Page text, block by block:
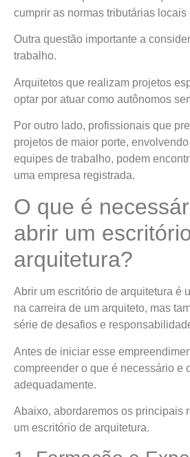
cumprir as normas tributárias locais
Outra questão importante a
trabalho.
Arquitetos que realizam projetos
optar por atuar como autônomos
Por outro lado, profissionais que
projetos de maior porte,
equipes de trabalho, podem
uma empresa registrada.
O que é
abrir um
arquitetura?
Abrir um escritório de arquitetura é
na carreira de um arquiteto, mas
série de desafios e
Antes de iniciar esse
compreender o que é necessário e
adequadamente.
Abaixo, abordaremos os principais
um escritório de arquitetura.